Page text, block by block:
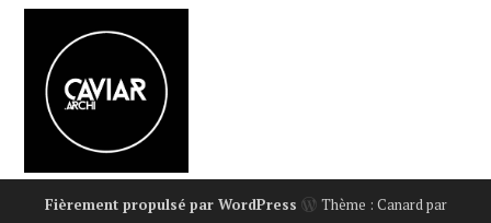
Fièrement propulsé par WordPress
Thème : Canard par